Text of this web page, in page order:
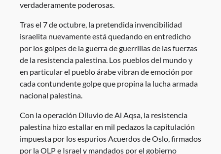
verdaderamente poderosas.
Tras el 7 de octubre, la pretendida invencibilidad
israelita nuevamente está quedando en entredicho
por los golpes de la guerra de guerrillas de las fuerzas
de la resistencia palestina. Los pueblos del mundo y
en particular el pueblo árabe vibran de emoción por
cada contundente golpe que propina la lucha armada
nacional palestina.
Con la operación Diluvio de Al Aqsa, la resistencia
palestina hizo estallar en mil pedazos la capitulación
impuesta por los espurios Acuerdos de Oslo, firmados
por la OLP e Israel y mandados por el gobierno